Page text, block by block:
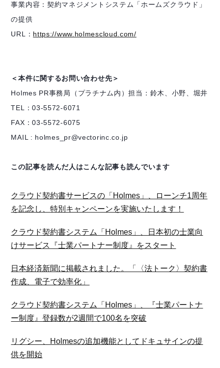
事業内容：契約マネジメントシステム「ホームズクラウド」
の提供
URL： https://www.holmescloud.com/
＜本件に関するお問い合わせ先＞
Holmes PR事務局（プラチナム内）担当：鈴木、小野、堀井
TEL：03-5572-6071
FAX：03-5572-6075
MAIL : holmes_pr@vectorinc.co.jp
この記事を読んだ人はこんな記事も読んでいます
クラウド契約書サービスの「Holmes」、ローンチ1周年
を記念し、特別キャンペーンを実施いたします！
クラウド契約書システム「Holmes」、日本初の士業向
けサービス『士業パートナー制度』をスタート
日本経済新聞に掲載されました。「〈法トーク〉契約書
作成、電子で効率化」
クラウド契約書システム「Holmes」、『士業パートナ
ー制度』登録数が2週間で100名を突破
リグシー、Holmesの追加機能としてドキュサインの提
供を開始